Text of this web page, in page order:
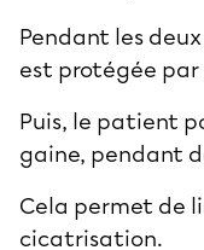
Pendant les
est protégée par
Puis, le patient
gaine, pendant
Cela permet de
cicatrisation.